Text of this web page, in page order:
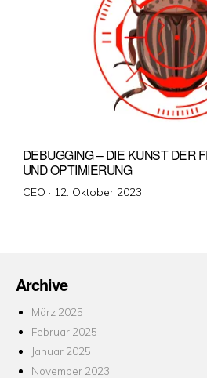
DEBUGGING – DIE KUNST DER
UND OPTIMIERUNG
CEO · Veröffentlicht
12. Oktober 2023
Archive
März 2025
Februar 2025
Januar 2025
November 2023